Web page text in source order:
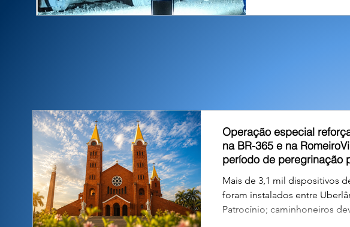
Operação especial
na BR-365 e na
período de peregrinação
Mais de 3,1 mil dispositivos
foram instalados entre
Patrocínio; caminhoneiros